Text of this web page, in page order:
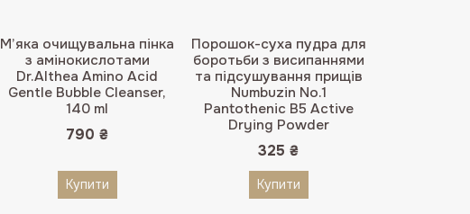
М’яка очищувальна пінка
з амінокислотами
Dr.Althea Amino Acid
Gentle Bubble Cleanser,
140 ml
790 ₴
Купити
Порошок-суха пудра для
боротьби з висипаннями
та підсушування прищів
Numbuzin No.1
Pantothenic B5 Active
Drying Powder
325₴
Купити